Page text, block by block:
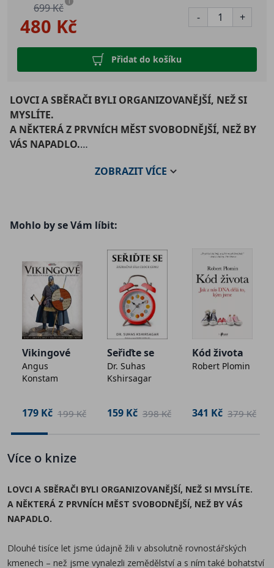
480 Kč
699 Kč
- +
Přidat do košíku
LOVCI A SBĚRAČI BYLI ORGANIZOVANĚJŠÍ, NEŽ SI
MYSLÍTE.
A NĚKTERÁ Z PRVNÍCH MĚST SVOBODNĚJŠÍ, NEŽ BY
VÁS NAPADLO.
Dlouhé tisíce let jsme údajně žili v absolutně
byrokracii a krutovládce. Učitelé dějepisu i autoři
bestsellerů o historii tento jednoduchý příběh milují.
Profesoři David Graeber a David Wengrow nyní však
na spoustě příkladů dokládají, že jde o pouhý výmysl. A
že skutečnost byla nesrovnatelně zajímavější a
rozmanitější, než nás učili ve školních lavicích.
Kniha Úsvit všeho stojí na přesvědčivých, ale dosud
často opomíjených faktech z oblasti archeologie,
historie a kulturní antropologie. Okamžitě se v těchto
oborech stala světovou událostí a vyvolala diskuse,
které budou probíhat ještě dlouhá léta.
AUTOŘI OŽIVUJÍ FASCINUJÍCÍ SVĚT, V NĚMŽ:
aktivní členové pozoruhodných, malých i velkých
společností.
lovci a sběrači. Mimo jiné na území dnešní Ukrajiny.
- Příchod zemědělství nebyl žádnou revolucí – trval
tisíce let a některé společnosti se od něj opět
- Archeologie zmapovala obrovská města, která se
obešla bez byrokracie, šlechty i tyranů.
ZOBRAZITVÍCE
Mohlo by se Vám líbit:
Vikingové
Angus
Konstam
179 Kč 199 Kč
Seřiďte se
Dr. Suhas
Kshirsagar
159 Kč 398 Kč
Kód života
Robert Plomin
341 Kč 379 Kč
Více o knize
LOVCI A SBĚRAČI BYLI ORGANIZOVANĚJŠÍ, NEŽ SI MYSLÍTE.
A NĚKTERÁ Z PRVNÍCH MĚST SVOBODNĚJŠÍ, NEŽ BY VÁS
NAPADLO.
Dlouhé tisíce let jsme údajně žili v absolutně rovnostářských
kmenech – než jsme vynalezli zemědělství a s ním také bohatství